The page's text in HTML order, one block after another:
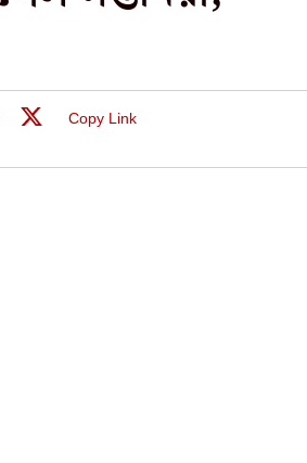
Copy Link